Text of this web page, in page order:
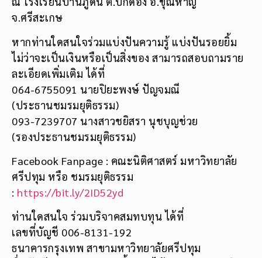
จ.ศรีสะเกษ
หากท่านใดสนใจร่วมแบ่งปันความรู้ แบ่งปันรอยยิ้ม
ไม่ว่าจะเป็นเงินหรือเป็นสิ่งของ สามารถสอบถามราย
ละเอียดเพิ่มเติม ได้ที่
064-6755091 นายปิยะพงษ์ ปัญจมณี
(ประธานชมรมยุติธรรม)
093-7239707 นางสาวชยิสรา นุชบุญช่วย
(รองประธานชมรมยุติธรรม)
Facebook Fanpage : คณะนิติศาสตร์ มหาวิทยาลัย
ศรีปทุม หรือ ชมรมยุติธรรม
: https://bit.ly/2ID52yd
ท่านใดสนใจ ร่วมบริจาคสมทบทุน ได้ที่
เลขที่บัญชี 006-8131-192
ธนาคารกรุงเทพ สาขามหาวิทยาลัยศรีปทุม